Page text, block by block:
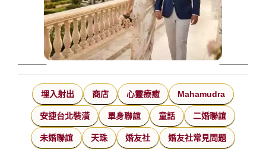
埋入射出 商店 心靈療癒 Mahamudra
安捷台北裝潢 單身聯誼 童話 二婚聯誼
未婚聯誼 天珠 婚友社 婚友社常見問題